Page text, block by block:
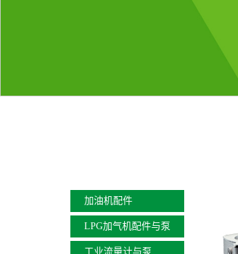
加油机配件
LPG加气机配件与泵
工业流量计与泵